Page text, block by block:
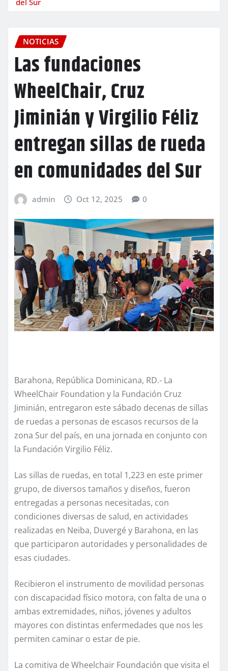
NOTICIAS
Las fundaciones
WheelChair, Cruz
Jiminián y Virgilio Féliz
entregan sillas de rueda
en comunidades del Sur
admin Oct 12, 2025 0
Barahona, República Dominicana, RD.- La
WheelChair Foundation y la Fundación Cruz
Jiminián, entregaron este sábado decenas de sillas
de ruedas a personas de escasos recursos de la
zona Sur del país, en una jornada en conjunto con
la Fundación Virgilio Féliz.
Las sillas de ruedas, en total 1,223 en este primer
grupo, de diversos tamaños y diseños, fueron
entregadas a personas necesitadas, con
condiciones diversas de salud, en actividades
realizadas en Neiba, Duvergé y Barahona, en las
que participaron autoridades y personalidades de
esas ciudades.
Recibieron el instrumento de movilidad personas
con discapacidad físico motora, con falta de una o
ambas extremidades, niños, jóvenes y adultos
mayores con distintas enfermedades que nos les
permiten caminar o estar de pie.
La comitiva de Wheelchair Foundación que visita el